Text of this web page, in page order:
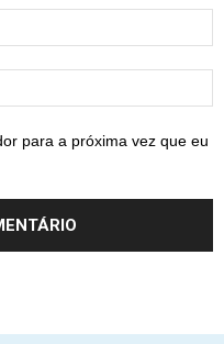
para a próxima vez que eu